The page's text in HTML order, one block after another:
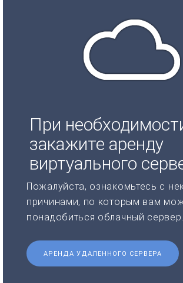
При
закажите аренду
виртуального
Пожалуйста, ознакомьтесь с
причинами, по которым вам
понадобиться облачный сервер.
АРЕНДА УДАЛЕННОГО СЕРВЕРА